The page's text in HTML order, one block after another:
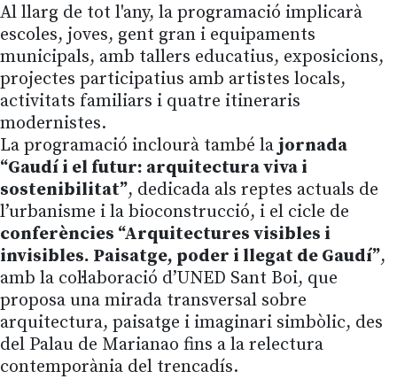
Al llarg de tot l'any, la programació implicarà
escoles, joves, gent gran i equipaments
municipals, amb tallers educatius, exposicions,
projectes participatius amb artistes locals,
activitats familiars i quatre itineraris
modernistes.
La programació inclourà també la jornada
“Gaudí i el futur: arquitectura viva i
sostenibilitat”, dedicada als reptes actuals de
l’urbanisme i la bioconstrucció, i el cicle de
conferències “Arquitectures visibles i
invisibles. Paisatge, poder i llegat de Gaudí”,
amb la col·laboració d’UNED Sant Boi, que
proposa una mirada transversal sobre
arquitectura, paisatge i imaginari simbòlic, des
del Palau de Marianao fins a la relectura
contemporània del trencadís.